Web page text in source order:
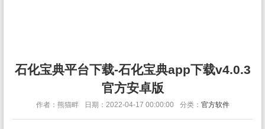
石化宝典平台下载-石化宝典app下载v4.0.3
官方安卓版
作者：熊猫畔 日期：2022-04-17 00:00:00 分类： 官方软件